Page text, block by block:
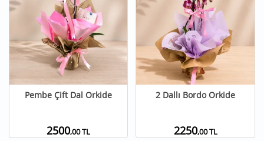
Pembe Çift Dal Orkide
2500,00 TL
2 Dallı Bordo Orkide
2250,00 TL